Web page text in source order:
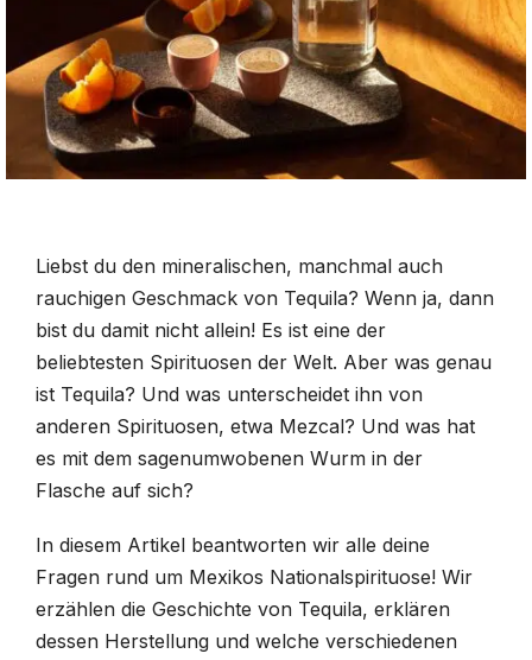
Liebst du den mineralischen, manchmal auch
rauchigen Geschmack von Tequila? Wenn ja, dann
bist du damit nicht allein! Es ist eine der
beliebtesten Spirituosen der Welt. Aber was genau
ist Tequila? Und was unterscheidet ihn von
anderen Spirituosen, etwa Mezcal? Und was hat
es mit dem sagenumwobenen Wurm in der
Flasche auf sich?
In diesem Artikel beantworten wir alle deine
Fragen rund um Mexikos Nationalspirituose! Wir
erzählen die Geschichte von Tequila, erklären
dessen Herstellung und welche verschiedenen